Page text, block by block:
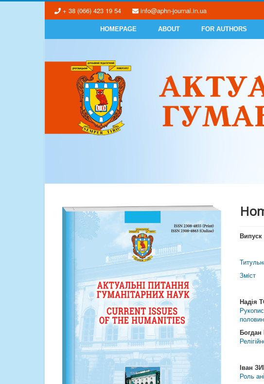
+ 38 (066) 423 19 54 info@aphn-journal.in.ua
HOMEPAGE ABOUT FOR AUTHORS
Змiст
Надія
Іван
Роль